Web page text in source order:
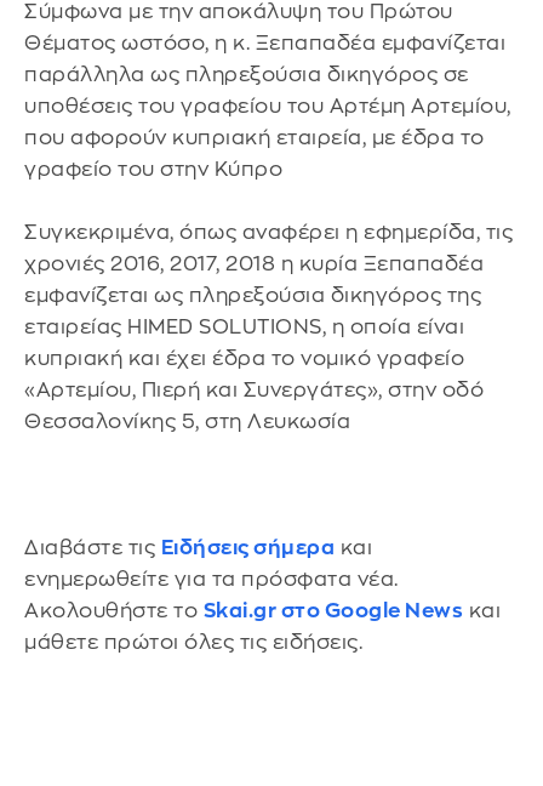
Σύμφωνα με την αποκάλυψη του Πρώτου
Θέματος ωστόσο, η κ. Ξεπαπαδέα εμφανίζεται
παράλληλα ως πληρεξούσια δικηγόρος σε
υποθέσεις του γραφείου του Αρτέμη Αρτεμίου,
που αφορούν κυπριακή εταιρεία, με έδρα το
γραφείο του στην Κύπρο
Συγκεκριμένα, όπως αναφέρει η εφημερίδα, τις
χρονιές 2016, 2017, 2018 η κυρία Ξεπαπαδέα
εμφανίζεται ως πληρεξούσια δικηγόρος της
εταιρείας HIMED SOLUTIONS, η οποία είναι
κυπριακή και έχει έδρα το νομικό γραφείο
«Αρτεμίου, Πιερή και Συνεργάτες», στην οδό
Θεσσαλονίκης 5, στη Λευκωσία
Διαβάστε τις Ειδήσεις σήμερα και
ενημερωθείτε για τα πρόσφατα νέα.
Ακολουθήστε το Skai.gr στο Google News και
μάθετε πρώτοι όλες τις ειδήσεις.